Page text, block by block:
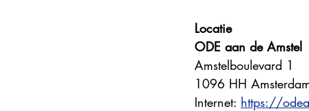
Locatie
ODE aan de Amstel
Amstelboulevard 1
1096 HH
Internet: https://